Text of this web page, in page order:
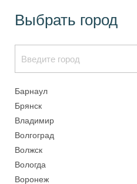
Выбрать город
Барнаул
Брянск
Владимир
Волгоград
Волжск
Вологда
Воронеж